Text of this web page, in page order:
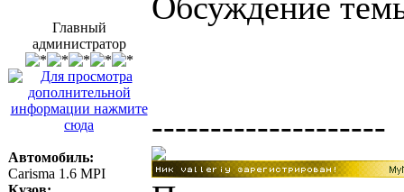
Главный
администратор
Автомобиль:
Carisma 1.6 MPI
--------------------